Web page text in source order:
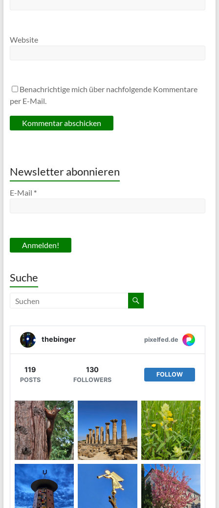
Website
Benachrichtige mich über nachfolgende Kommentare
per E-Mail.
Newsletter abonnieren
E-Mail *
Suche